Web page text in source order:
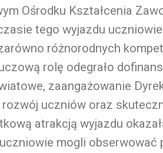
Ośrodku Kształcenia
tego wyjazdu
różnorodnych
rolę odegrało
zaangażowanie
uczniów oraz
atrakcją wyjazdu
mogli obserwować